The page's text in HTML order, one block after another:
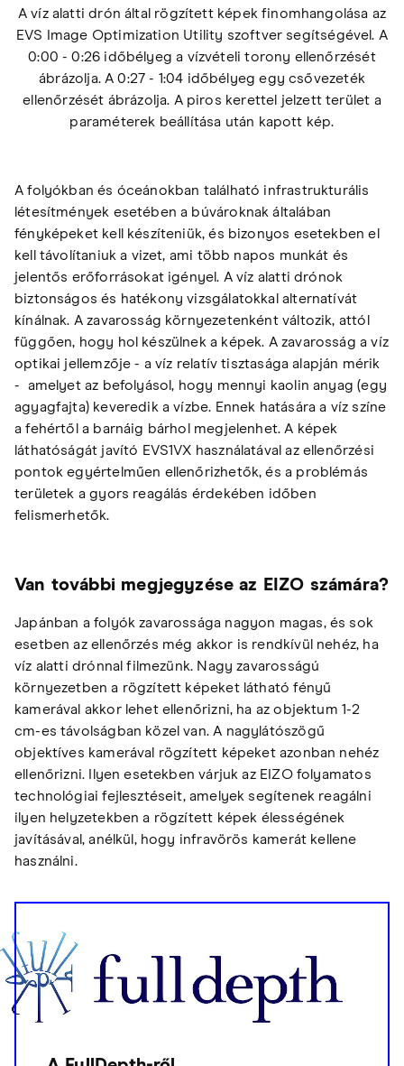
A víz alatti drón által rögzített képek finomhangolása az
EVS Image Optimization Utility szoftver segítségével. A
0:00 - 0:26 időbélyeg a vízvételi torony ellenőrzését
ábrázolja. A 0:27 - 1:04 időbélyeg egy csővezeték
ellenőrzését ábrázolja. A piros kerettel jelzett terület a
paraméterek beállítása után kapott kép.
A folyókban és óceánokban található infrastrukturális
létesítmények esetében a búvároknak általában
fényképeket kell készíteniük, és bizonyos esetekben el
kell távolítaniuk a vizet, ami több napos munkát és
jelentős erőforrásokat igényel. A víz alatti drónok
biztonságos és hatékony vizsgálatokkal alternatívát
kínálnak. A zavarosság környezetenként változik, attól
függően, hogy hol készülnek a képek. A zavarosság a víz
optikai jellemzője - a víz relatív tisztasága alapján mérik
- amelyet az befolyásol, hogy mennyi kaolin anyag (egy
agyagfajta) keveredik a vízbe. Ennek hatására a víz színe
a fehértől a barnáig bárhol megjelenhet. A képek
láthatóságát javító EVS1VX használatával az ellenőrzési
pontok egyértelműen ellenőrizhetők, és a problémás
területek a gyors reagálás érdekében időben
felismerhetők.
Van további megjegyzése az EIZO számára?
Japánban a folyók zavarossága nagyon magas, és sok
esetben az ellenőrzés még akkor is rendkívül nehéz, ha
víz alatti drónnal filmezünk. Nagy zavarosságú
környezetben a rögzített képeket látható fényű
kamerával akkor lehet ellenőrizni, ha az objektum 1-2
cm-es távolságban közel van. A nagylátószögű
objektíves kamerával rögzített képeket azonban nehéz
ellenőrizni. Ilyen esetekben várjuk az EIZO folyamatos
technológiai fejlesztéseit, amelyek segítenek reagálni
ilyen helyzetekben a rögzített képek élességének
javításával, anélkül, hogy infravörös kamerát kellene
használni.